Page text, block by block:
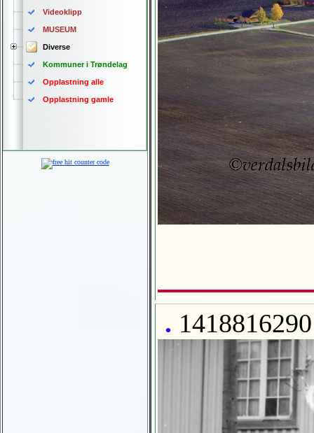
Videoklipp
MUSEUM
Diverse
Kommuner i Trøndelag
Opplastning alle
Opplastning gamle
.